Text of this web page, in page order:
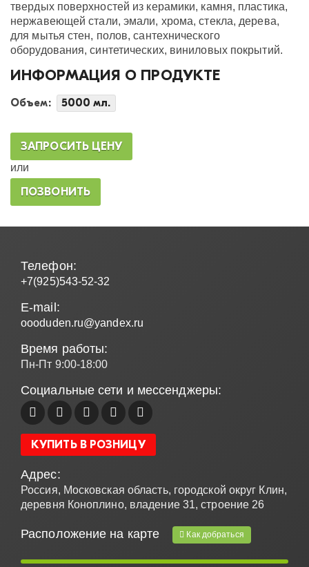
твердых поверхностей из керамики, камня, пластика,
нержавеющей стали, эмали, хрома, стекла, дерева,
для мытья стен, полов, сантехнического
оборудования, синтетических, виниловых покрытий.
ИНФОРМАЦИЯ О ПРОДУКТЕ
Объем: 5000 мл.
ЗАПРОСИТЬ ЦЕНУ
или
ПОЗВОНИТЬ
Телефон:
+7(925)543-52-32
E-mail:
oooduden.ru@yandex.ru
Время работы:
Пн-Пт 9:00-18:00
Социальные сети и мессенджеры:
КУПИТЬ В РОЗНИЦУ
Адрес:
Россия, Московская область, городской округ Клин,
деревня Коноплино, владение 31, строение 26
Расположение на карте Как добраться